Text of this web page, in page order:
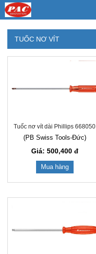
TUỐC NƠ VÍT
Tuốc nơ vít dài Phillips 668050
(PB Swiss Tools-Đức)
Giá: 500,400đ
Mua hàng